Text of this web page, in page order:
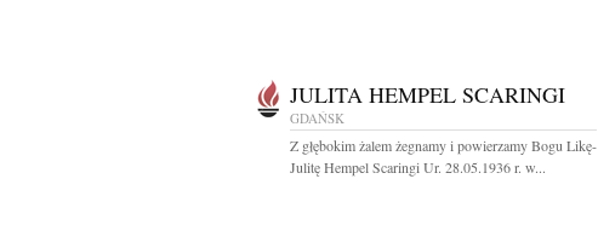
JULITA HEMPEL SCARINGI
GDAŃSK
Z głębokim żalem żegnamy i powierzamy Bogu Likę-
Julitę Hempel Scaringi Ur. 28.05.1936 r. w...